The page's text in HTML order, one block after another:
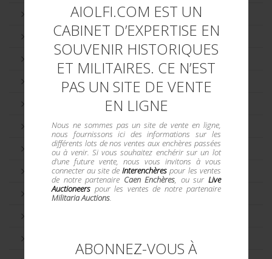
AIOLFI.COM EST UN
CABINET D’EXPERTISE EN
SOUVENIR HISTORIQUES
ET MILITAIRES. CE N’EST
PAS UN SITE DE VENTE
EN LIGNE
Nous ne sommes pas un site de vente en ligne,
nous fournissons ici des informations sur les
différents lots de nos ventes aux enchères passées
ou à venir. Si vous souhaitez enchérir sur un lot
d'une future vente, nous vous invitons à vous
connecter au site deInterenchères pour les ventes
de notre partenaire Caen Enchères, ou sur Live
Auctioneerspour les ventes de notre partenaire
Militaria Auctions.
ABONNEZ-VOUS À
Innsbruck 1976
Lake Placid 1980
Los Angeles 1984
Mexico 1968
Montréal 1976
Moscou 1980
Munich 1972